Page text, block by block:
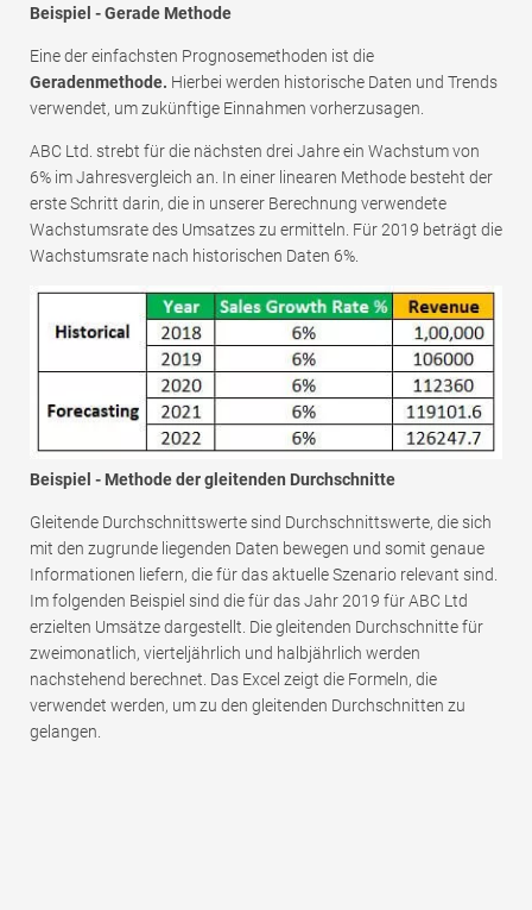
Beispiel - Gerade Methode
Eine der einfachsten Prognosemethoden ist die
Geradenmethode. Hierbei werden historische Daten und Trends
verwendet, um zukünftige Einnahmen vorherzusagen.
ABC Ltd. strebt für die nächsten drei Jahre ein Wachstum von
6% im Jahresvergleich an. In einer linearen Methode besteht der
erste Schritt darin, die in unserer Berechnung verwendete
Wachstumsrate des Umsatzes zu ermitteln. Für 2019 beträgt die
Wachstumsrate nach historischen Daten 6%.
Beispiel - Methode der gleitenden Durchschnitte
Gleitende Durchschnittswerte sind Durchschnittswerte, die sich
mit den zugrunde liegenden Daten bewegen und somit genaue
Informationen liefern, die für das aktuelle Szenario relevant sind.
Im folgenden Beispiel sind die für das Jahr 2019 für ABC Ltd
erzielten Umsätze dargestellt. Die gleitenden Durchschnitte für
zweimonatlich, vierteljährlich und halbjährlich werden
nachstehend berechnet. Das Excel zeigt die Formeln, die
verwendet werden, um zu den gleitenden Durchschnitten zu
gelangen.